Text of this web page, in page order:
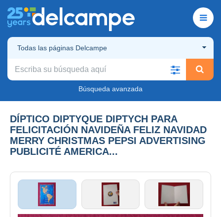
Todas las páginas Delcampe
Búsqueda avanzada
DÍPTICO DIPTYQUE DIPTYCH PARA
FELICITACIÓN NAVIDEÑA FELIZ NAVIDAD
MERRY CHRISTMAS PEPSI ADVERTISING
PUBLICITÉ AMERICA...